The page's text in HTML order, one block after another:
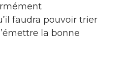
faudra pouvoir trier
la bonne